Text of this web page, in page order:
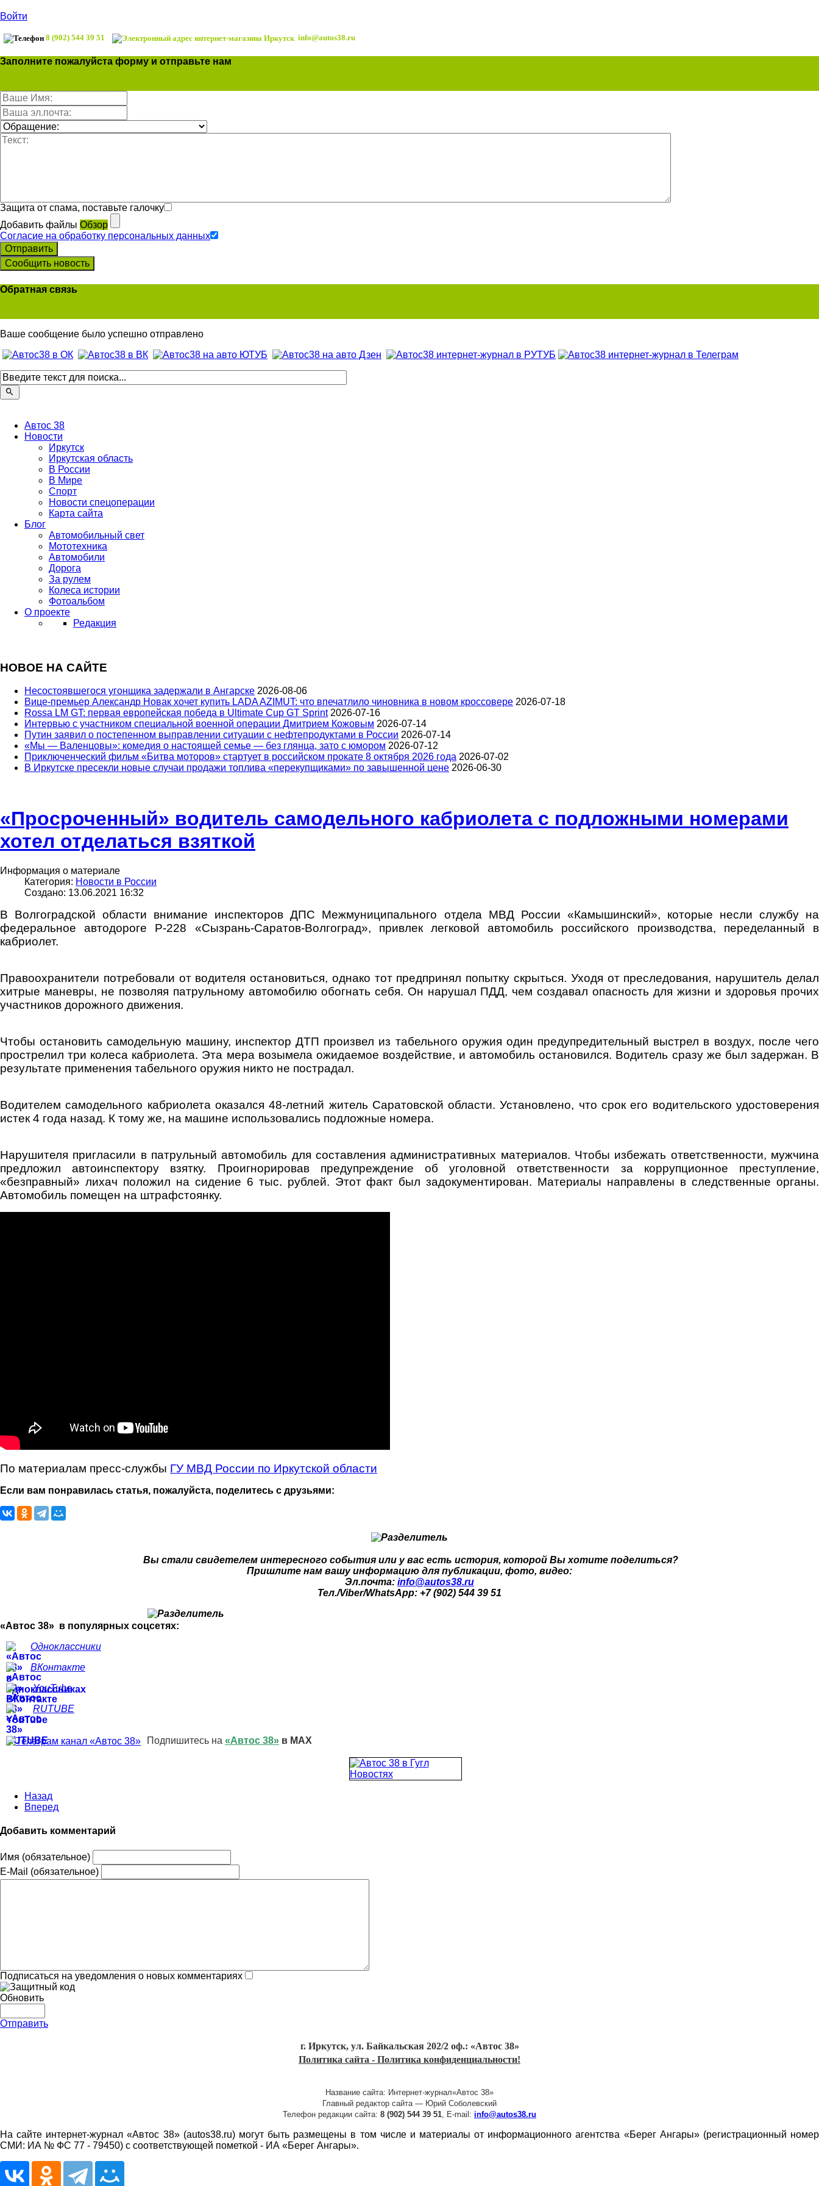
Войти
8 (902) 544 39 51 info@autos38.ru
Заполните пожалуйста форму и отправьте нам
Защита от спама, поставьте галочку
Добавить файлы Обзор
Согласие на обработку персональных данных
Отправить
Сообщить новость
Обратная связь
Ваше сообщение было успешно отправлено
Автос 38
Новости
Иркутск
Иркутская область
В России
В Мире
Спорт
Новости спецоперации
Карта сайта
Блог
Автомобильный свет
Мототехника
Автомобили
Дорога
За рулем
Колеса истории
Фотоальбом
О проекте
Редакция
НОВОЕ НА САЙТЕ
Несостоявшегося угонщика задержали в Ангарске 2026-08-06
Вице‑премьер Александр Новак хочет купить LADA AZIMUT: что впечатлило чиновника в новом кроссовере 2026-07-18
Rossa LM GT: первая европейская победа в Ultimate Cup GT Sprint 2026-07-16
Интервью с участником специальной военной операции Дмитрием Кожовым 2026-07-14
Путин заявил о постепенном выправлении ситуации с нефтепродуктами в России 2026-07-14
«Мы — Валенцовы»: комедия о настоящей семье — без глянца, зато с юмором 2026-07-12
Приключенческий фильм «Битва моторов» стартует в российском прокате 8 октября 2026 года 2026-07-02
В Иркутске пресекли новые случаи продажи топлива «перекупщиками» по завышенной цене 2026-06-30
«Просроченный» водитель самодельного кабриолета с подложными номерами
хотел отделаться взяткой
Информация о материале
Категория: Новости в России
Создано: 13.06.2021 16:32
В Волгоградской области внимание инспекторов ДПС Межмуниципального отдела МВД России «Камышинский», которые несли службу на
федеральное автодороге Р-228 «Сызрань-Саратов-Волгоград», привлек легковой автомобиль российского производства, переделанный в
кабриолет.
Правоохранители потребовали от водителя остановиться, однако тот предпринял попытку скрыться. Уходя от преследования, нарушитель делал
хитрые маневры, не позволяя патрульному автомобилю обогнать себя. Он нарушал ПДД, чем создавал опасность для жизни и здоровья прочих
участников дорожного движения.
Чтобы остановить самодельную машину, инспектор ДТП произвел из табельного оружия один предупредительный выстрел в воздух, после чего
прострелил три колеса кабриолета. Эта мера возымела ожидаемое воздействие, и автомобиль остановился. Водитель сразу же был задержан. В
результате применения табельного оружия никто не пострадал.
Водителем самодельного кабриолета оказался 48-летний житель Саратовской области. Установлено, что срок его водительского удостоверения
истек 4 года назад. К тому же, на машине использовались подложные номера.
Нарушителя пригласили в патрульный автомобиль для составления административных материалов. Чтобы избежать ответственности, мужчина
предложил автоинспектору взятку. Проигнорировав предупреждение об уголовной ответственности за коррупционное преступление,
«безправный» лихач положил на сидение 6 тыс. рублей. Этот факт был задокументирован. Материалы направлены в следственные органы.
Автомобиль помещен на штрафстоянку.
По материалам пресс-службы ГУ МВД России по Иркутской области
Если вам понравилась статья, пожалуйста, поделитесь с друзьями:
Вы стали свидетелем интересного события или у вас есть история, которой Вы хотите поделиться?
Пришлите нам вашу информацию для публикации, фото, видео:
Эл.почта: info@autos38.ru
Тел./Viber/WhatsApp: +7 (902) 544 39 51
«Автос 38» в популярных соцсетях:
Одноклассники
ВКонтакте
YouTube
RUTUBE
Подпишитесь на «Автос 38» в MAX
Назад
Вперед
Добавить комментарий
Имя (обязательное)
E-Mail (обязательное)
Подписаться на уведомления о новых комментариях
Обновить
Отправить
г. Иркутск, ул. Байкальская 202/2 оф.: «Автос 38»
Политика сайта - Политика конфиденциальности!
Название сайта: Интернет-журнал«Автос 38»
Главный редактор сайта — Юрий Соболевский
Телефон редакции сайта: 8 (902) 544 39 51 , E-mail: info@autos38.ru
На сайте интернет-журнал «Автос 38» (autos38.ru) могут быть размещены в том числе и материалы от информационного агентства «Берег Ангары» (регистрационный номер
СМИ: ИА № ФС 77 - 79450) с соответствующей пометкой - ИА «Берег Ангары».